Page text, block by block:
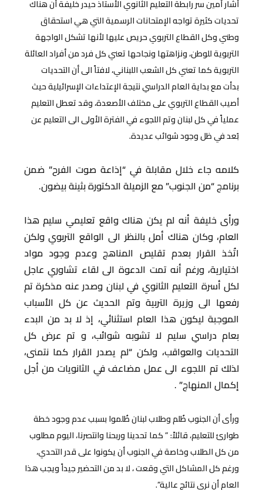
أشار أمين سر رابطة التعليم الثانوي الأستاذ حيدر خليفة أن هناك
تحديات كثيرة تواجه الإمتحانات الرسمية التي هي استحقاق
وطني وكل القطاع التربوي حريص عليها لأنها تشكل الواجهة
التربوية للوطن، ونزاهتها ونجاحها تعني كل فرد من أفراد العائلة
التربوية كما تعني كل الشعب اللبناني، لافتاً الى أن التحديات
بدأت مع بداية العام الدراسي نتيجة الإعتداءات الإسرائيلية حيث
أصيب القطاع التربوي على مختلف الأصعدة، وقد تعطل التعليم
عملياً في كل لبنان وتم اللجوء في الفترة الأولى الى التعليم عن
بُعد في ظل وجود شوائب عديدة.
كلامه جاء خلال مقابلة في “إذاعة صوت الفرح” ضمن
برنامج “من الجنوب” مع الزميلة الدكتورة بثينة بيضون.
ورأى خليفة أنه لم يكن هناك واقع تعليمي سليم هذا
العام، وكان هناك أمل بالنظر الى الواقع التربوي ولكن
اتُخذ القرار بعدم تقليص المناهج وعدم وجود مواد
اختيارية، ورغم أنه تمت الدعوة الى لقاء تشاوري عاجل
لكل أسرة التعليم الثانوي في لبنان وصدر عنه مذكرة تم
رفعها الى وزيرة التربية وتم الحديث عن كل الأسباب
الموجبة ليكون هذا العام استثنائي، إذ لا بد من البدء
بعام دراسي سليم لا تشوبه شوائب، و تم عرض كل
التحديات والعواقب، ولكن “لم يصدر القرار كما نتمنى،
لذلك تم اللجوء الى عمل مضاعف في الثانويات من أجل
إكمال المنهاج” .
ورأى أن الجنوب ظُلم وطلاب لبنان ظُلموا بسبب عدم وجود خطة
طوارئ للتعليم، قائلاً: ” كما تحدينا وربحنا وانتصرنا، اليوم مطلوب
من كل الطلاب وخاصة في الجنوب أن يكونوا على قدر التحدي،
ورغم كل المشاكل التي وقعت ، لا بد من التحضير جيداً ويجب هذا
العام أن نرى نتائج عالية”.